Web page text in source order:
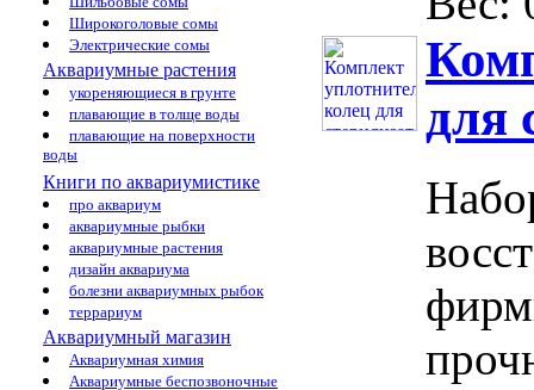
Широкоголовые сомы
Электрические сомы
Аквариумные растения
укореняющиеся в грунте
плавающие в толще воды
плавающие на поверхности
воды
Книги по аквариумистике
про аквариум
аквариумные рыбки
аквариумные растения
дизайн аквариума
болезни аквариумных рыбок
террариум
Аквариумный магазин
Аквариумная химия
Аквариумные беспозвоночные
для